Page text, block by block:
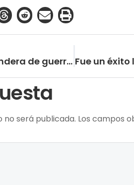
La paz en Ucrania como bandera de guerra de los imperialistas
será publicada. Los campos